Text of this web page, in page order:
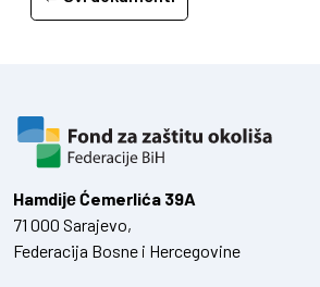
Hamdiје Ćemerlića 39A
71 000 Sarajevo,
Federacija Bosne i Hercegovine